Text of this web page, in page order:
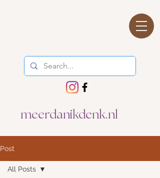
meerdanikdenk.nl
Post
All Posts